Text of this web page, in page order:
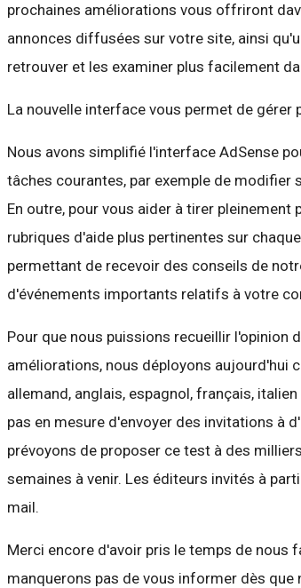
prochaines améliorations vous offriront
annonces diffusées sur votre site, ainsi
retrouver et les examiner plus facilement
La nouvelle interface vous permet de
Nous avons simplifié l'interface AdSense
tâches courantes, par exemple de
En outre, pour vous aider à tirer pleinement
rubriques d'aide plus pertinentes sur
permettant de recevoir des conseils de
d'événements importants relatifs à votre
Pour que nous puissions recueillir l'opinion
améliorations, nous déployons aujourd'hui
allemand, anglais, espagnol, français,
pas en mesure d'envoyer des invitations à
prévoyons de proposer ce test à des
semaines à venir. Les éditeurs invités à
mail.
Merci encore d'avoir pris le temps de nous
manquerons pas de vous informer dès